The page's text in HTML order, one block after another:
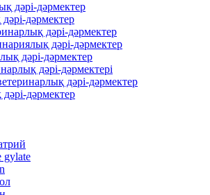
дәрі-дәрмектер
дәрмектер
дәрі-дәрмектер
дәрі-дәрмектер
дәрі-дәрмектер
дәрі-дәрмектері
дәрі-дәрмектер
дәрмектер
gylate